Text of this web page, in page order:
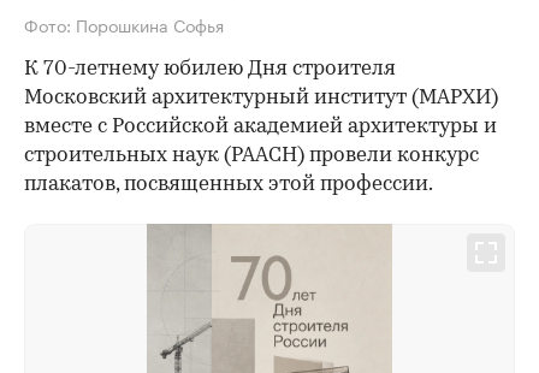
Фото: Порошкина Софья
К 70-летнему юбилею Дня строителя
Московский архитектурный институт (МАРХИ)
вместе с Российской академией архитектуры и
строительных наук (РААСН) провели конкурс
плакатов, посвященных этой профессии.